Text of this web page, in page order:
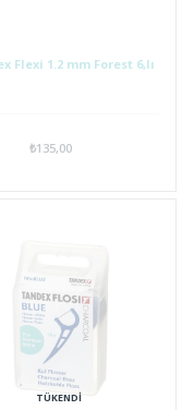
Flexi 1.2 mm Forest 6,lı
₺135,00
TÜKENDI